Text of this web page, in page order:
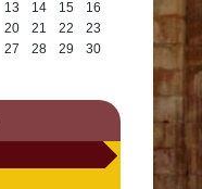
13 14 15
16
20 21 22
23
27 28 29
30